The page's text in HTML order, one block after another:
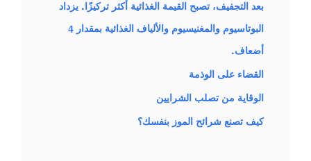
بعد التجفيف، تصبح القيمة الغذائية أكثر تركيزًا. يزداد
البوتاسيوم والمغنيسيوم والألياف الغذائية بمقدار 4
أضعاف.
القضاء على الوذمة
الوقاية من تصلب الشرايين
كيف تصنع شرائح الموز بنفسك؟